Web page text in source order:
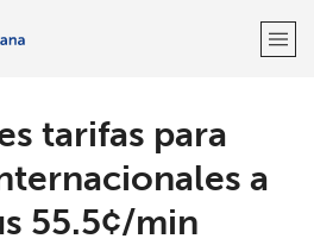
tarifas para
a
⁦55.5¢⁩/min